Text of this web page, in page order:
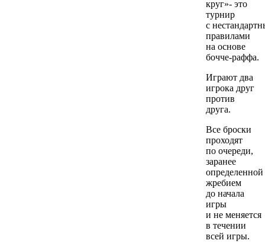
круг»- это
турнир
с
правилами
на основе
бочче-раффа.
Играют два
игрока друг
против
друга.
Все броски
проходят
по очереди,
заранее
определенной
жребием
до начала
игры
и не меняется
в течении
всей игры.